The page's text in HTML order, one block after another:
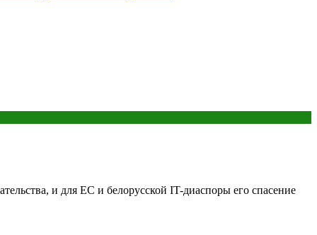
и для ЕС и белорусской IT-диаспоры его спасение